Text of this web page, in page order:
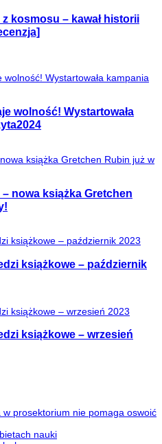
kosmosu – kawał historii
wolność! Wystartowała
– nowa książka Gretchen
książkowe – październik
książkowe – wrzesień
prosektorium nie pomaga oswoić
nauki